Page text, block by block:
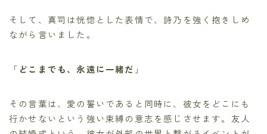
そして、真司は恍惚とした表情で、詩乃を強く抱きしめ
ながら言いました。
「 どこまでも、永遠に一緒だ 」
その言葉は、愛の誓いであると同時に、彼女をどこにも
行かせないという強い束縛の意志を感じさせます。友人